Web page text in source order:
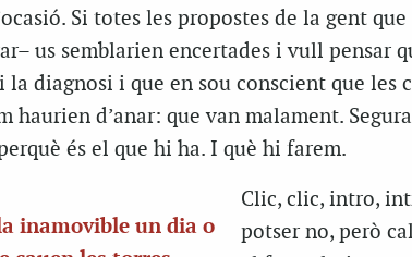
Si totes les propostes de la gent
us semblarien encertades i vull pensar
diagnosi i que en sou conscient que les
haurien d’anar: que van malament.
és el que hi ha. I què hi farem.
inamovible un dia o
Clic, clic, intro,
potser no, però